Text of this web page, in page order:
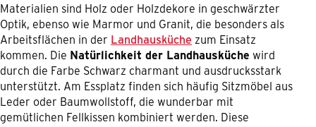
Materialien sind Holz oder Holzdekore in geschwärzter
Optik, ebenso wie Marmor und Granit, die besonders als
Arbeitsflächen in der Landhausküche zum Einsatz
kommen. Die Natürlichkeit der Landhausküche wird
durch die Farbe Schwarz charmant und ausdrucksstark
unterstützt. Am Essplatz finden sich häufig Sitzmöbel aus
Leder oder Baumwollstoff, die wunderbar mit
gemütlichen Fellkissen kombiniert werden. Diese